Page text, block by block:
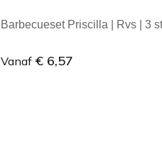
Barbecueset Priscilla | Rvs | 3
Vanaf € 6,57